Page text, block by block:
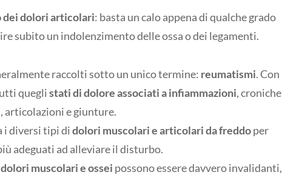
dei dolori articolari: basta un calo appena di qualche grado
subito un indolenzimento delle ossa o dei legamenti.
raccolti sotto un unico termine: reumatismi. Con
queglistati didolore associati a infiammazioni, croniche
articolazioni e giunture.
i diversi tipi didolori muscolari e articolari da freddoper
adeguati ad alleviare il disturbo.
muscolari e ossei possono essere davvero invalidanti,